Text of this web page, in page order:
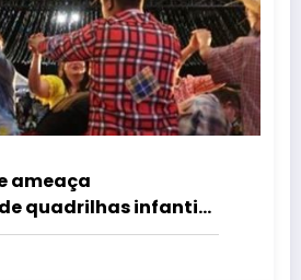
ameaça
quadrilhas infantis